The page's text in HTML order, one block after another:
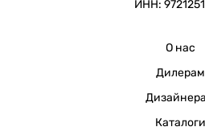
ИНН:
О нас
Дилерам
Каталоги